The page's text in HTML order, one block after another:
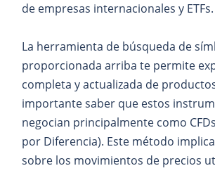
de empresas internacionales y ETFs.
La herramienta de búsqueda de
proporcionada arriba te permite
completa y actualizada de
importante saber que estos
negocian principalmente como
por Diferencia). Este método
sobre los movimientos de precios